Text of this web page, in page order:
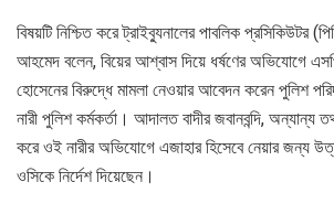
বিষয়টি নিশ্চিত করে ট্রাইব্যুনালের পাবলিক প্রসিকিউটর
আহমেদ বলেন, বিয়ের আশ্বাস দিয়ে ধর্ষণের অভিযোগে
হোসেনের বিরুদ্ধে মামলা নেওয়ার আবেদন করেন পুলিশ
নারী পুলিশ কর্মকর্তা। আদালত বাদীর জবানবন্দি, অন্যান্য
করে ওই নারীর অভিযোগে এজাহার হিসেবে নেয়ার জন্য
ওসিকে নির্দেশ দিয়েছেন।